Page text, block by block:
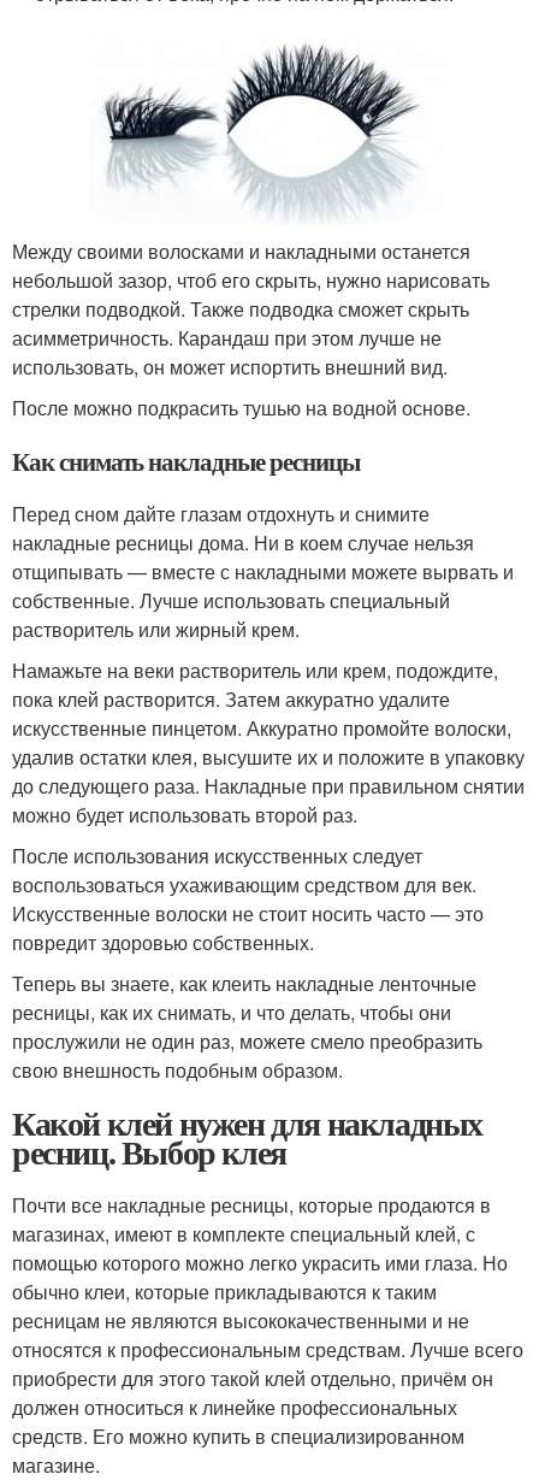
Между своими волосками и накладными останется
небольшой зазор, чтоб его скрыть, нужно нарисовать
стрелки подводкой. Также подводка сможет скрыть
асимметричность. Карандаш при этом лучше не
использовать, он может испортить внешний вид.
После можно подкрасить тушью на водной основе.
Как снимать накладные ресницы
Перед сном дайте глазам отдохнуть и снимите
накладные ресницы дома. Ни в коем случае нельзя
отщипывать — вместе с накладными можете вырвать и
собственные. Лучше использовать специальный
растворитель или жирный крем.
Намажьте на веки растворитель или крем, подождите,
пока клей растворится. Затем аккуратно удалите
искусственные пинцетом. Аккуратно промойте волоски,
удалив остатки клея, высушите их и положите в упаковку
до следующего раза. Накладные при правильном снятии
можно будет использовать второй раз.
После использования искусственных следует
воспользоваться ухаживающим средством для век.
Искусственные волоски не стоит носить часто — это
повредит здоровью собственных.
Теперь вы знаете, как клеить накладные ленточные
ресницы, как их снимать, и что делать, чтобы они
прослужили не один раз, можете смело преобразить
свою внешность подобным образом.
Какой клей нужен для накладных
ресниц. Выбор клея
Почти все накладные ресницы, которые продаются в
магазинах, имеют в комплекте специальный клей, с
помощью которого можно легко украсить ими глаза. Но
обычно клеи, которые прикладываются к таким
ресницам не являются высококачественными и не
относятся к профессиональным средствам. Лучше всего
приобрести для этого такой клей отдельно, причём он
должен относиться к линейке профессиональных
средств. Его можно купить в специализированном
магазине.